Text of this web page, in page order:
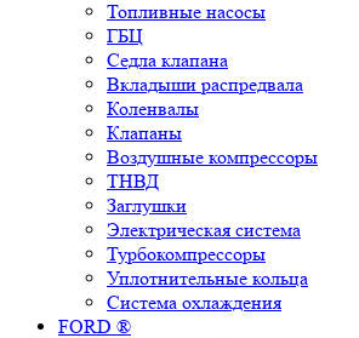
Топливные насосы
ГБЦ
Седла клапана
Вкладыши распредвала
Коленвалы
Клапаны
Воздушные компрессоры
ТНВД
Заглушки
Электрическая система
Турбокомпрессоры
Уплотнительные кольца
Система охлаждения
FORD ®